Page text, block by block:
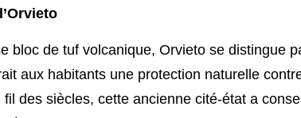
bloc de tuf volcanique, Orvieto se distingue
aux habitants une protection naturelle
fil des siècles, cette ancienne cité-état a